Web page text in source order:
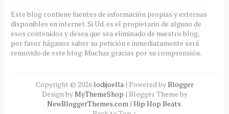
Este blog contiene fuentes de información propias y externas
disponibles en internet. Si Ud. es el propietario de alguno de
esos contenidos y desea que sea eliminado de nuestro blog,
por favor háganos saber su petición e inmediatamente será
removido de este blog. Muchas gracias por su comprensión.
Copyright © 2026 lodijoella | Powered byBlogger
Design byMyThemeShop | Blogger Theme by
NewBloggerThemes.com | Hip Hop Beats.